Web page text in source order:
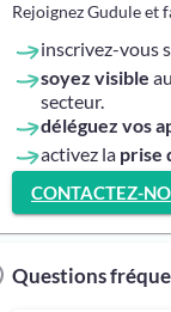
Rejoignez Gudule et
inscrivez-vous
soyez visible
secteur.
déléguez vos
activez la prise
CONTACTEZ-
Questions